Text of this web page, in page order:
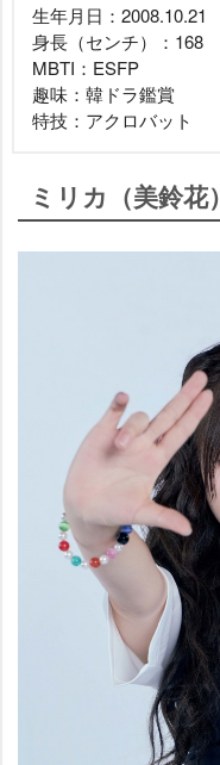
生年月日：2008.10.21
身長（センチ）：168
MBTI：ESFP
趣味：韓ドラ鑑賞
特技：アクロバット
ミリカ（美鈴花）